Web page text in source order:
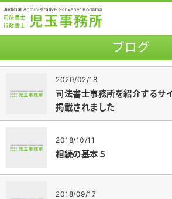
ブログ
2020/02/18
司法書士事務所を紹介するサ
掲載されました
2018/10/11
相続の基本５
2018/09/17